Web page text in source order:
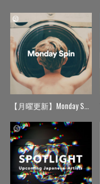
【月曜更新】Monday Spin